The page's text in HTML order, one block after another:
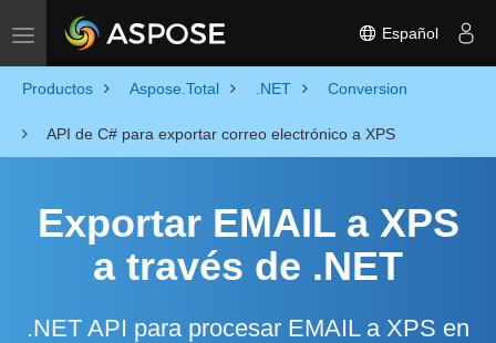
Toggle navigation Español
Productos Aspose.Total .NET Conversion
API de C# para exportar correo electrónico a XPS
Exportar EMAIL a XPS
a través de .NET
.NET API para procesar EMAIL a XPS en